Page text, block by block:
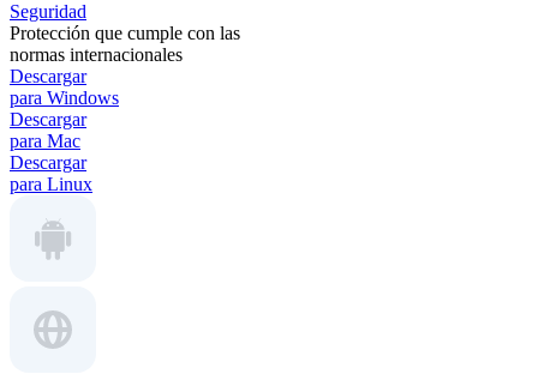
Seguridad
Protección que cumple con las
normas internacionales
Descargar
para Windows
Descargar
para Mac
Descargar
para Linux